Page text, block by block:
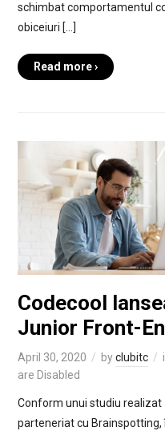
schimbat comportamentul
obiceiuri […]
Read more ›
Codecool
Junior Front-
April 30, 2020 byclubitc
are Disabled
Conform unui studiu realizat
parteneriat cu Brainspotting,